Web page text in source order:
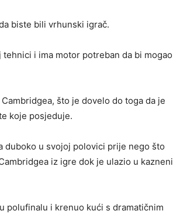
biste bili vrhunski igrač.
i ima motor potreban da bi mogao
što je dovelo do toga da je
koje posjeduje.
duboko u svojoj polovici prije nego što
iz igre dok je ulazio u kazneni
polufinalu i krenuo kući s dramatičnim